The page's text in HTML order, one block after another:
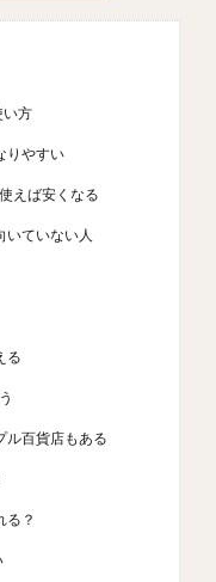
い方
りやすい
えば安くなる
いていない人
る
ル百貨店もある
る？